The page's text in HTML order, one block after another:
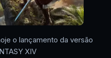
o lançamento da versão
XIV